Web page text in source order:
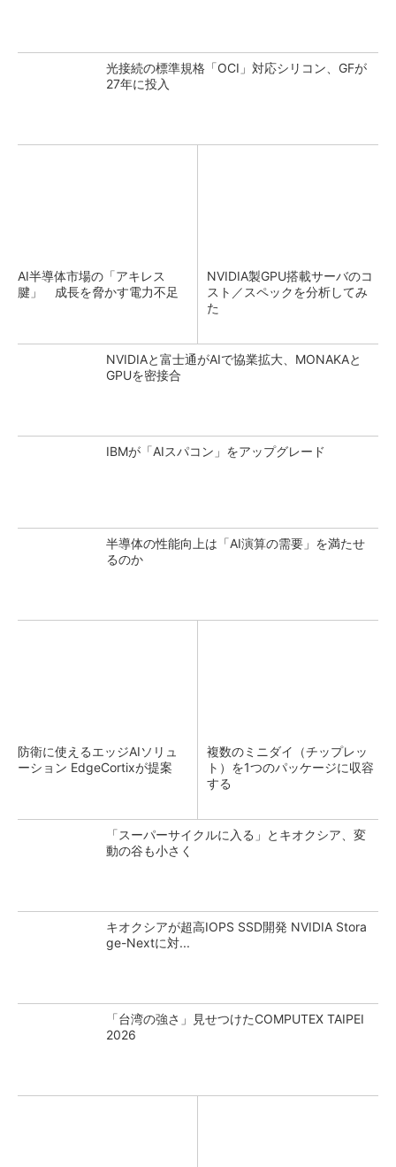
光接続の標準規格「OCI」対応シリコン、GFが
27年に投入
AI半導体市場の「アキレス
腱」 成長を脅かす電力不足
NVIDIA製GPU搭載サーバのコ
スト／スペックを分析してみ
た
NVIDIAと富士通がAIで協業拡大、MONAKAと
GPUを密接合
IBMが「AIスパコン」をアップグレード
半導体の性能向上は「AI演算の需要」を満たせ
るのか
防衛に使えるエッジAIソリュ
ーション EdgeCortixが提案
複数のミニダイ（チップレッ
ト）を1つのパッケージに収容
する
「スーパーサイクルに入る」とキオクシア、変
動の谷も小さく
キオクシアが超高IOPS SSD開発 NVIDIA Stora
ge-Nextに対...
「台湾の強さ」見せつけたCOMPUTEX TAIPEI
2026